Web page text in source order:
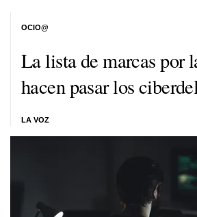
La lista de marcas por
hacen pasar los
LA VOZ
OCIO@